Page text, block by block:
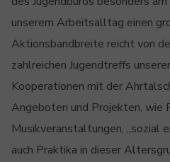
unserem Arbeitsalltag einen
Aktionsbandbreite reicht von
zahlreichen Jugendtreffs
Kooperationen mit der
Angeboten und Projekten, wie
Musikveranstaltungen, „sozial
auch Praktika in dieser